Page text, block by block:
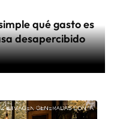
qué gasto es
desapercibido